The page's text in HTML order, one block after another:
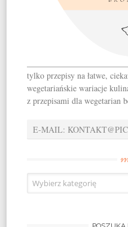
tylko przepisy na łatwe,
wegetariańskie wariacje
z przepisami dla wegetarian
E-MAIL:
menu